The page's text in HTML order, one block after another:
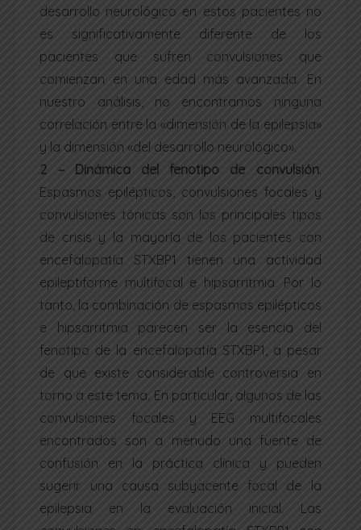
desarrollo neurológico en estos pacientes no
es significativamente diferente de los
pacientes que sufren convulsiones que
comienzan en una edad más avanzada. En
nuestro análisis, no encontramos ninguna
correlación entre la «dimensión de la epilepsia»
y la dimensión «del desarrollo neurológico».
2 – Dinámica del fenotipo de convulsión.
Espasmos epilépticos, convulsiones focales y
convulsiones tónicas son los principales tipos
de crisis y la mayoría de los pacientes con
encefalopatía STXBP1 tienen una actividad
epileptiforme multifocal e hipsarritmia. Por lo
tanto, la combinación de espasmos epilépticos
e hipsarritmia parecen ser la esencia del
fenotipo de la encefalopatía STXBP1, a pesar
de que existe considerable controversia en
torno a este tema. En particular, algunos de las
convulsiones focales y EEG multifocales
encontrados son a menudo una fuente de
confusión en la práctica clínica y pueden
sugerir una causa subyacente focal de la
epilepsia en la evaluación inicial. Las